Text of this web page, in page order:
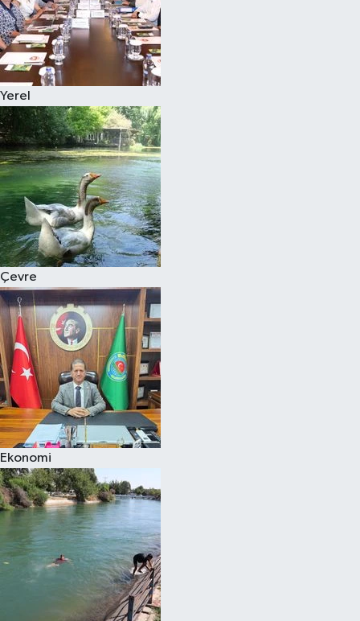
Yerel
Çevre
Ekonomi